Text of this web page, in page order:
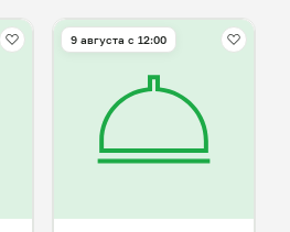
9 августа с 12:00